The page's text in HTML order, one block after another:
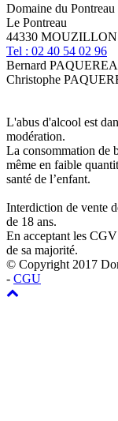
Domaine du Pontreau
Le Pontreau
44330 MOUZILLON
Tel : 02 40 54 02 96
Bernard
Christophe
L'abus d'alcool est
modération.
La consommation de
même en faible
santé de l’enfant.
Interdiction de vente
de 18 ans.
En acceptant les
de sa majorité.
© Copyright 2017
- CGU